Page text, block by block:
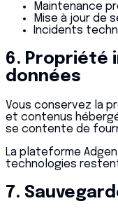
Maintenance
Mise à jour de
Incidents
6. Propriété
données
Vous conservez la
et contenus
se contente de
La plateforme
technologies
7.